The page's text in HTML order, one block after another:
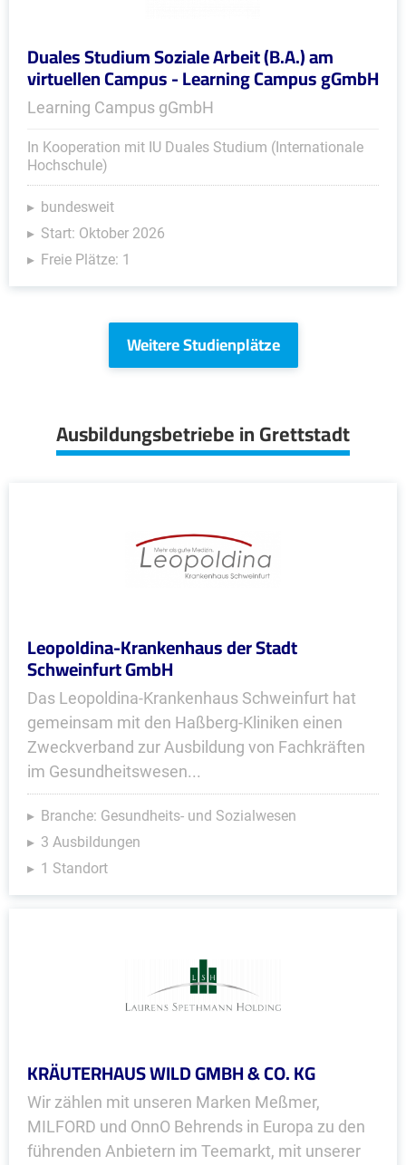
Duales Studium Soziale Arbeit (B.A.) am
virtuellen Campus - Learning Campus gGmbH
Learning Campus gGmbH
In Kooperation mit IU Duales Studium (Internationale
Hochschule)
bundesweit
Start: Oktober 2026
Freie Plätze: 1
Weitere Studienplätze
Ausbildungsbetriebe in Grettstadt
Leopoldina-Krankenhaus der Stadt
Schweinfurt GmbH
Das Leopoldina-Krankenhaus Schweinfurt hat
gemeinsam mit den Haßberg-Kliniken einen
Zweckverband zur Ausbildung von Fachkräften
im Gesundheitswesen...
Branche: Gesundheits- und Sozialwesen
3 Ausbildungen
1 Standort
KRÄUTERHAUS WILD GMBH & CO. KG
Wir zählen mit unseren Marken Meßmer,
MILFORD und OnnO Behrends in Europa zu den
führenden Anbietern im Teemarkt, mit unserer